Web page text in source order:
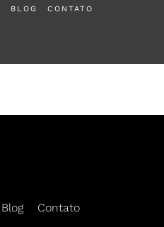
BLOG CONTATO
Blog Contato